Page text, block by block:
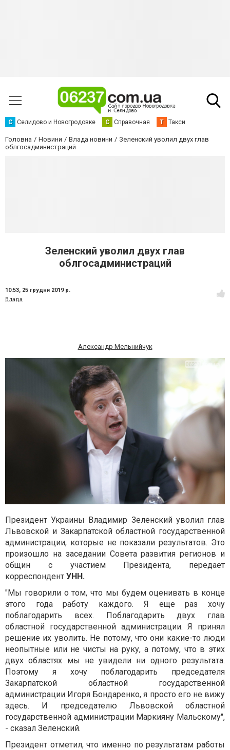
С Селидово и Новогродовке С Справочная Т Такси
Головна Новини Влада новини
Зеленский уволил двух глав
облгосадминистраций
Зеленский уволил двух глав
облгосадминистраций
10:53, 25 грудня 2019 р.
Влада
Александр Мельнийчук
Президент Украины Владимир Зеленский уволил глав
Львовской и Закарпатской областной государственной
администрации, которые не показали результатов. Это
произошло на заседании Совета развития регионов и
общин с участием Президента, передает
корреспондент УНН.
"Мы говорили о том, что мы будем оценивать в конце
этого года работу каждого. Я еще раз хочу
поблагодарить всех. Поблагодарить двух глав
областной государственной администрации. Я принял
решение их уволить. Не потому, что они какие-то люди
неопытные или не чисты на руку, а потому, что в этих
двух областях мы не увидели ни одного результата.
Поэтому я хочу поблагодарить председателя
Закарпатской областной государственной
администрации Игоря Бондаренко, я просто его не вижу
здесь. И председателю Львовской областной
государственной администрации Маркияну Мальскому",
- сказал Зеленский.
Президент отметил, что именно по результатам работы